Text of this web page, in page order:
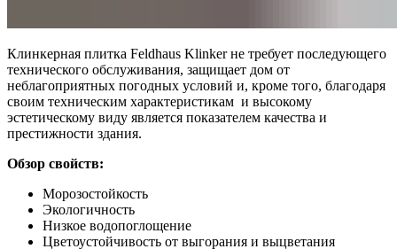
Клинкерная плитка Feldhaus Klinker не требует последующего
технического обслуживания, защищает дом от
неблагоприятных погодных условий и, кроме того, благодаря
своим техническим характеристикам и высокому
эстетическому виду является показателем качества и
престижности здания.
Обзор свойств:
Морозостойкость
Экологичность
Низкое водопоглощение
Цветоустойчивость от выгорания и выцветания